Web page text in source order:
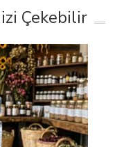
Çekebilir